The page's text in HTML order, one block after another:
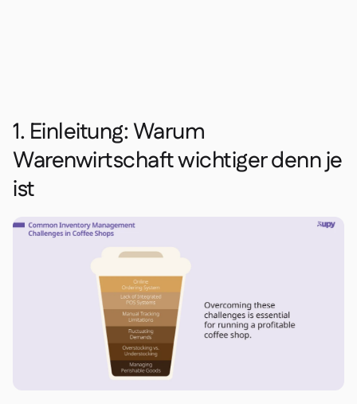
1. Einleitung: Warum
Warenwirtschaft wichtiger denn je
ist